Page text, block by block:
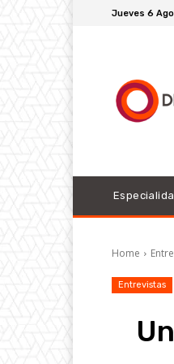
Jueves 6
Home
Entrevistas